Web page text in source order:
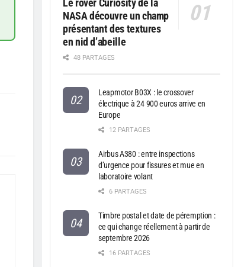
Le rover Curiosity de la
NASA découvre un champ
présentant des textures
en nid d’abeille
48 PARTAGES
Leapmotor B03X : le crossover
électrique à 24 900 euros arrive en
Europe
12 PARTAGES
Airbus A380 : entre inspections
d’urgence pour fissures et mue en
laboratoire volant
6 PARTAGES
Timbre postal et date de péremption :
ce qui change réellement à partir de
septembre 2026
16 PARTAGES